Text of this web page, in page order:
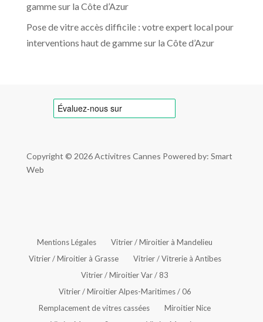
gamme sur la Côte d’Azur
Pose de vitre accès difficile : votre expert local pour
interventions haut de gamme sur la Côte d’Azur
Copyright © 2026Activitres Cannes Powered by: Smart
Web
Mentions Légales
Vitrier / Miroitier à Mandelieu
Vitrier / Miroitier à Grasse
Vitrier / Vitrerie à Antibes
Vitrier / Miroitier Var / 83
Vitrier / Miroitier Alpes-Maritimes / 06
Remplacement de vitres cassées
Miroitier Nice